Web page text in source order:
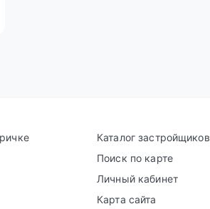
Каталог застройщиков
Поиск по карте
Личный кабинет
Карта сайта